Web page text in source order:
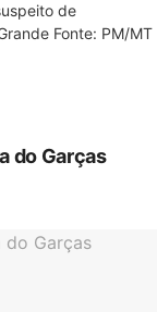
de
Fonte: PM/MT
do Garças